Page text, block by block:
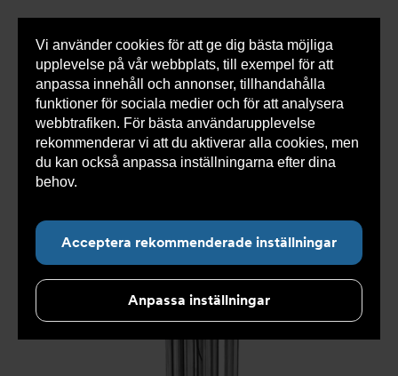
Vi använder cookies för att ge dig bästa möjliga
upplevelse på vår webbplats, till exempel för att
anpassa innehåll och annonser, tillhandahålla
funktioner för sociala medier och för att analysera
webbtrafiken. För bästa användarupplevelse
rekommenderar vi att du aktiverar alla cookies, men
du kan också anpassa inställningarna efter dina
behov.
Acceptera rekommenderade inställningar
Anpassa inställningar
0 varorSnabborder
Du
här:
Armatec > Produkter > Värmeväxlare
>
Gråvattenvärmeväxlare
>
Gråvattenvärmeväxlare GEISER
AT 8455
> Gråvattenvärmeväxlare AT 8455-G-10-230